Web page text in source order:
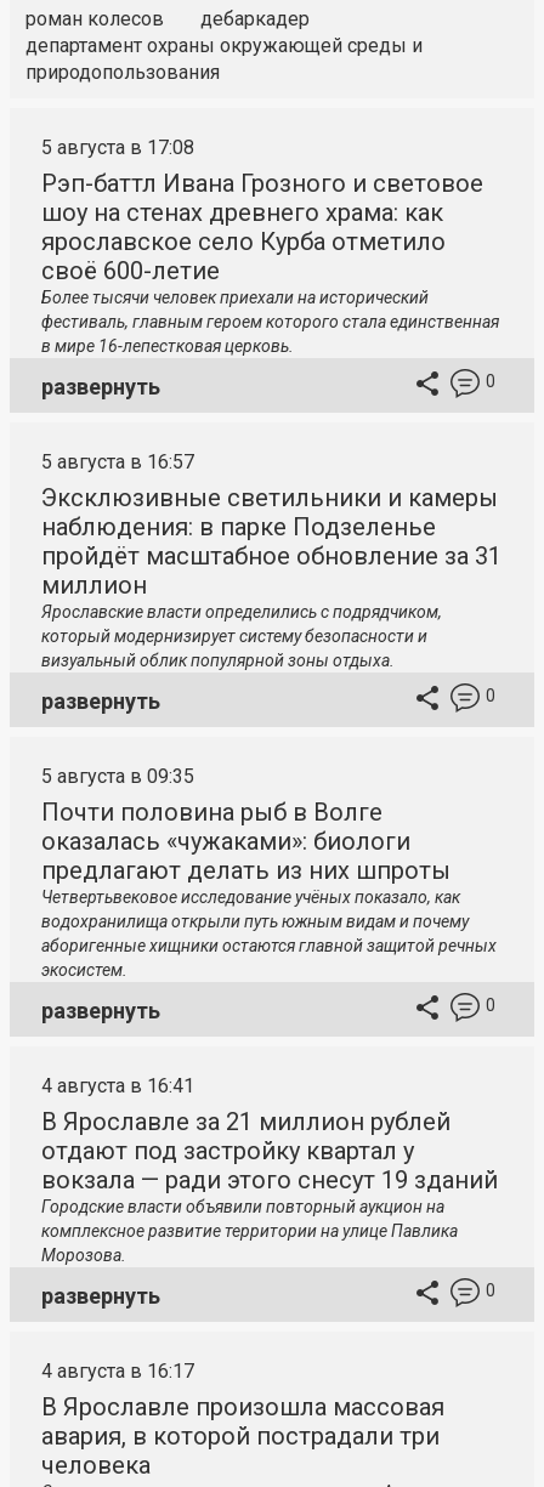
роман колесов
дебаркадер
департамент охраны окружающей среды и
природопользования
5 августа в 17:08
Рэп-баттл Ивана Грозного и световое
шоу на стенах древнего храма: как
ярославское село Курба отметило
своё 600-летие
Более тысячи человек приехали на исторический
фестиваль, главным героем которого стала единственная
в мире 16-лепестковая церковь.
развернуть 0
5 августа в 16:57
Эксклюзивные светильники и камеры
наблюдения: в парке Подзеленье
пройдёт масштабное обновление за 31
миллион
Ярославские власти определились с подрядчиком,
который модернизирует систему безопасности и
визуальный облик популярной зоны отдыха.
развернуть 0
5 августа в 09:35
Почти половина рыб в Волге
оказалась «чужаками»: биологи
предлагают делать из них шпроты
Четвертьвековое исследование учёных показало, как
водохранилища открыли путь южным видам и почему
аборигенные хищники остаются главной защитой речных
экосистем.
развернуть 0
4 августа в 16:41
В Ярославле за 21 миллион рублей
отдают под застройку квартал у
вокзала — ради этого снесут 19 зданий
Городские власти объявили повторный аукцион на
комплексное развитие территории на улице Павлика
Морозова.
развернуть 0
4 августа в 16:17
В Ярославле произошла массовая
авария, в которой пострадали три
человека